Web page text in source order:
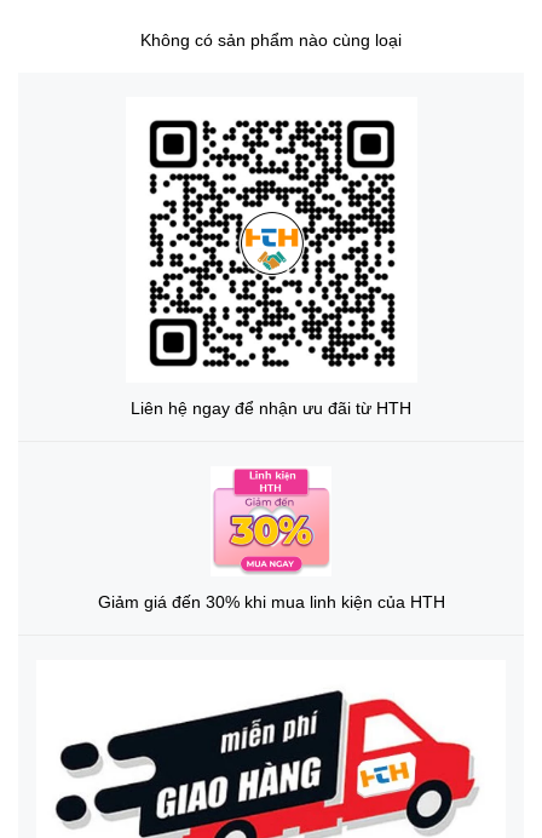
Không có sản phẩm nào cùng loại
Liên hệ ngay để nhận ưu đãi từ HTH
Giảm giá đến 30% khi mua linh kiện của HTH